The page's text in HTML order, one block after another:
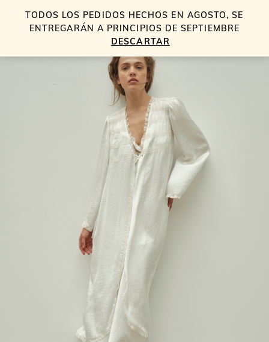
TODOS LOS PEDIDOS HECHOS EN AGOSTO, SE
ENTREGARÁN A PRINCIPIOS DE SEPTIEMBRE
DESCARTAR